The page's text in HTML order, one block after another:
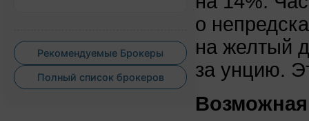
Рекомендуемые Брокеры
Полный список брокеров
о
на желтый
за унцию.